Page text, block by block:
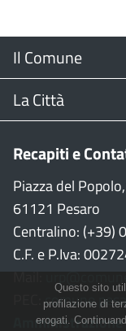
Menu
Footer
Il Comune
Il Sindaco
Consiglio
CON
Garante
Richiesta sale
La Città
Stradario
WiFi
Città della
Città della
Recapiti e
Piazza del
61121 Pesaro
Centralino: (+39)
C.F. e P.Iva:
Mail:
PEC:
Questo sito
profilazione di
erogati.